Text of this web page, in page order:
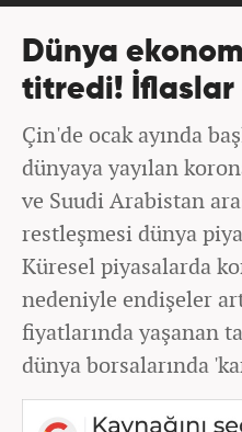
Dünya
titredi! İflaslar
Çin'de ocak ayında
dünyaya yayılan
ve Suudi Arabistan
restleşmesi dünya
Küresel piyasalarda
nedeniyle endişeler
fiyatlarında yaşanan
dünya borsalarında